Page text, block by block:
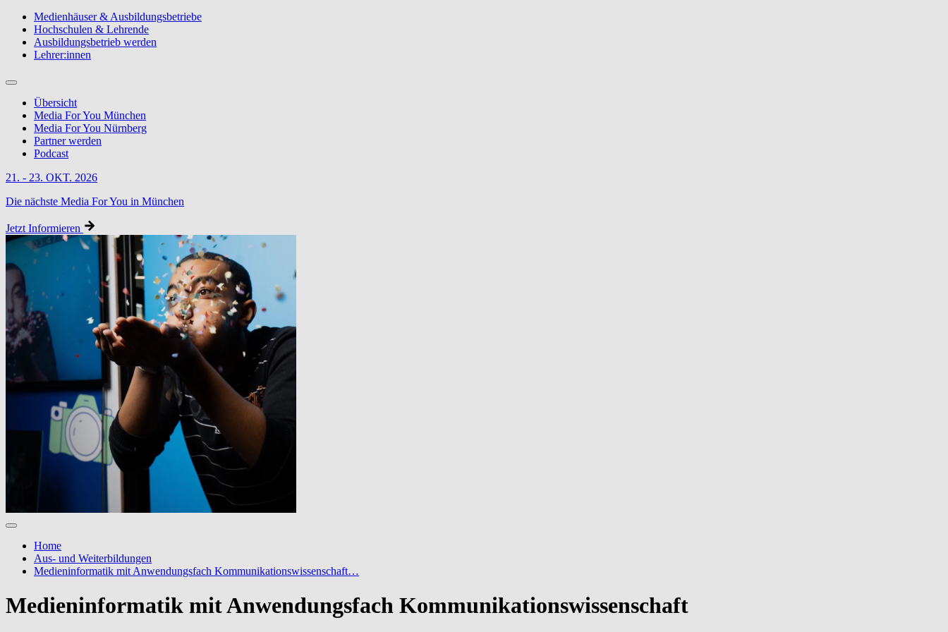
Medienhäuser & Ausbildungsbetriebe
Hochschulen & Lehrende
Ausbildungsbetrieb werden
Lehrer:innen
Übersicht
Media For You München
Media For You Nürnberg
Partner werden
Podcast
21. - 23. OKT. 2026
Die nächste Media For You in München
Jetzt Informieren
Home
Aus- und Weiterbildungen
Medieninformatik mit Anwendungsfach Kommunikationswissenschaft…
Medieninformatik mit Anwendungsfach Kommunikationswissenschaft